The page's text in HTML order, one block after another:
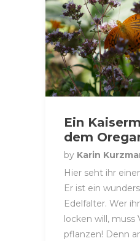
Ein
dem
by Karin
Hier seht ihr
Er ist ein
Edelfalter. Wer
locken will, muss
pflanzen! Denn